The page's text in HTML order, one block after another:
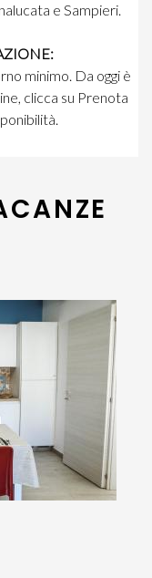
e Sampieri.
minimo. Da oggi è
clicca su Prenota